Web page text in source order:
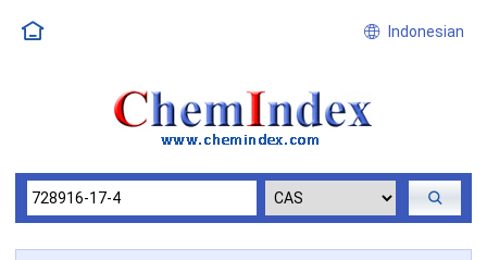
Indonesian